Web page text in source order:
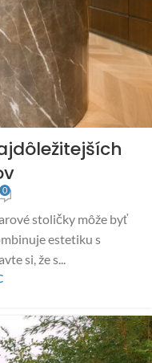
0
stoličky môže byť
estetiku s
si, že s...